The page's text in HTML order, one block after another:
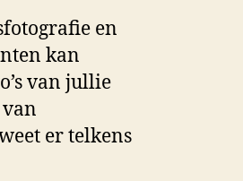
en
kan
van jullie
er telkens